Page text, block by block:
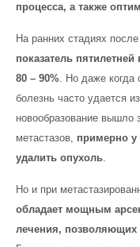
процесса, а также
На ранних стадиях
показатель
80 – 90%. Но даже когда
болезнь часто удается
новообразование
метастазов, примерно у
удалить опухоль.
Но и при
обладает мощным
лечения, позволяющих